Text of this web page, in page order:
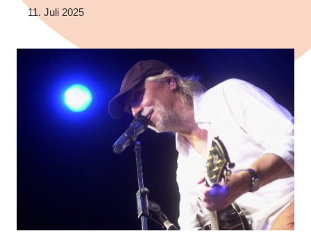
11. Juli 2025